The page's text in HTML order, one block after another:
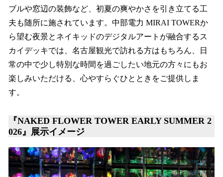
ブルや窓辺の装飾など、初夏の爽やかさを引き立てる工
夫も随所に施されています。中部電力 MIRAI TOWERか
ら望む夜景とネイキッドのデジタルアートが融合するス
カイデッキでは、名古屋観光で訪れる方はもちろん、日
常の中で少し特別な時間を過ごしたい地元の方々にもお
楽しみいただける、心やすらぐひとときをご提供しま
す。
『NAKED FLOWER TOWER EARLY SUMMER 2
026』展示イメージ